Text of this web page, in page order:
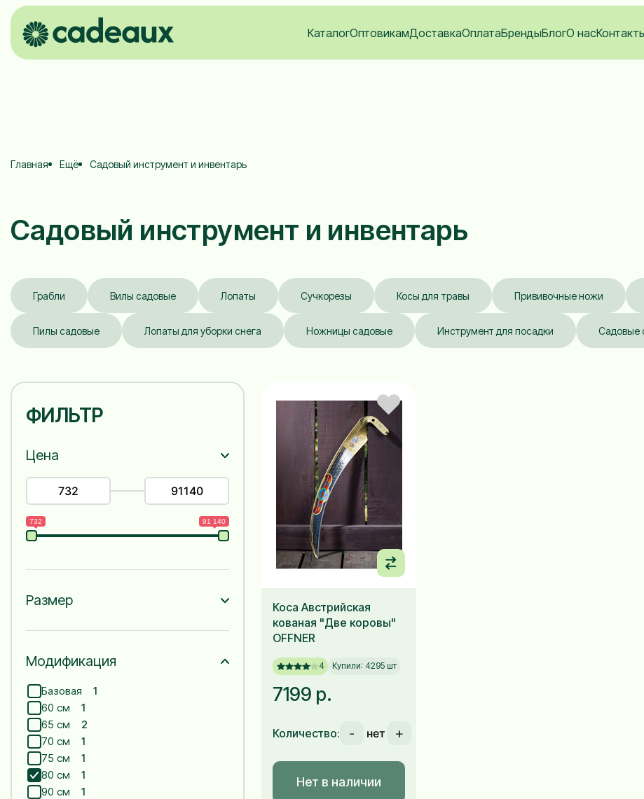
КаталогОптовикамДоставкаОплатаБрендыБлогО нас
Главная Ещё Садовый инструмент и инвентарь
Садовый инструмент и инвентарь
Грабли Вилы садовые Лопаты Сучкорезы Косы для травы Прививочные ножи
Пилы садовые Лопаты для уборки снега Ножницы садовые Инструмент для посадки Садовые
ФИЛЬТР
Цена
732 91 140
Размер
Модификация
Базовая
1
60 см
1
65 см
2
70 см
1
75 см
1
80 см
1
90 см
1
Коса Австрийская
кованая "Две коровы"
OFFNER
4 Купили: 4295 шт
7199 р.
Количество: - +
Нет в наличии